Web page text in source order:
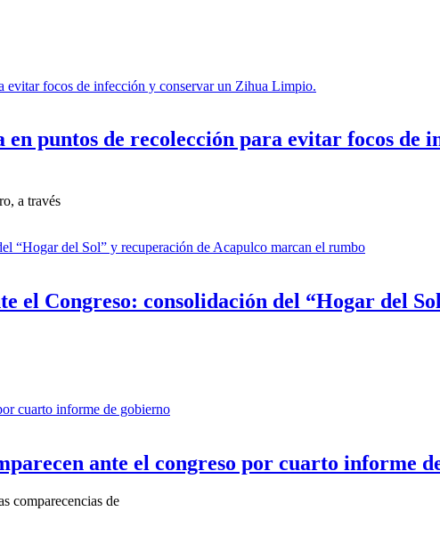
puntos de recolección para evitar focos de
a través
el Congreso: consolidación del “Hogar del
ante el congreso por cuarto informe
comparecencias de